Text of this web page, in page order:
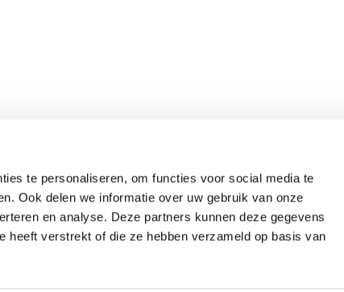
te personaliseren, om functies voor social media te
Ook delen we informatie over uw gebruik van onze
en analyse. Deze partners kunnen deze gegevens
heeft verstrekt of die ze hebben verzameld op basis van
bedrijfsmatige
DePPWR
Replays enwebinars